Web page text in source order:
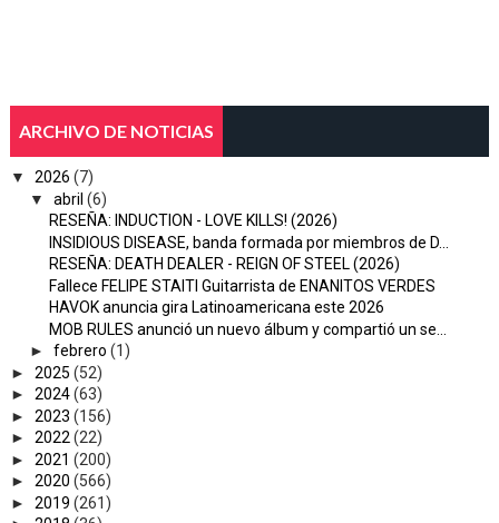
ARCHIVO DE NOTICIAS
▼ 2026 (7)
▼
abril (6)
RESEÑA: INDUCTION - LOVE KILLS! (2026)
INSIDIOUS DISEASE, banda formada por miembros de D...
RESEÑA: DEATH DEALER - REIGN OF STEEL (2026)
Fallece FELIPE STAITI Guitarrista de ENANITOS VERDES
HAVOK anuncia gira Latinoamericana este 2026
MOB RULES anunció un nuevo álbum y compartió un se...
► febrero (1)
► 2025 (52)
► 2024(63)
► 2023 (156)
► 2022(22)
► 2021 (200)
► 2020 (566)
► 2019 (261)